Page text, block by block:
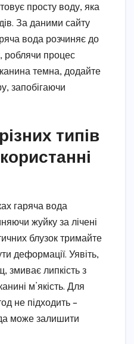
просту воду, яка
За даними сайту
вода розчиняє до
роблячи процес
темна, додайте
запобігаючи
типів
гаряча вода
жуйку за лічені
блузок тримайте
деформації. Уявіть,
змиває липкість з
м’якість. Для
не підходить –
може залишити